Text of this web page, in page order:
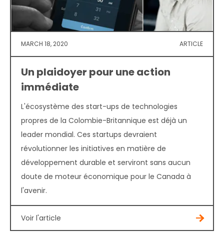
MARCH 18, 2020 ARTICLE
Un plaidoyer pour une action
immédiate
L'écosystème des start-ups de technologies
propres de la Colombie-Britannique est déjà un
leader mondial. Ces startups devraient
révolutionner les initiatives en matière de
développement durable et serviront sans aucun
doute de moteur économique pour le Canada à
l'avenir.
Voir l'article